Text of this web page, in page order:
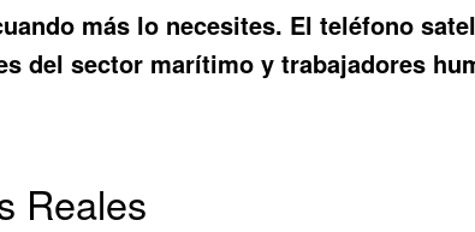
más lo necesites. El teléfono
del sector marítimo y trabajadores
Reales